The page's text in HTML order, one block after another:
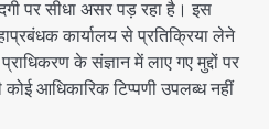
पर सीधा असर पड़ रहा है। इस
कार्यालय से प्रतिक्रिया लेने
के संज्ञान में लाए गए मुद्दों पर
आधिकारिक टिप्पणी उपलब्ध नहीं